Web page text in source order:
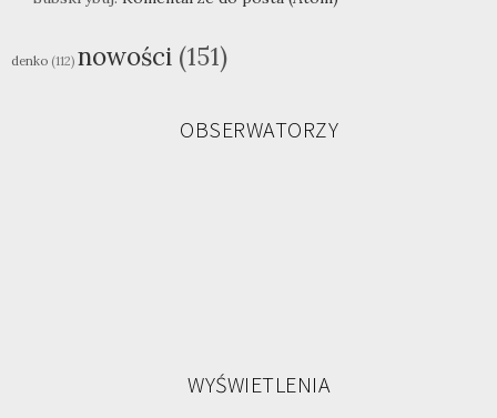
denko (112) nowości (151)
OBSERWATORZY
WYŚWIETLENIA